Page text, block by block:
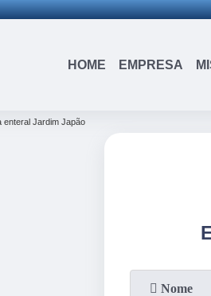
9334 (15)99109-3183
HOME EMPRESA
enteral Jardim Japão